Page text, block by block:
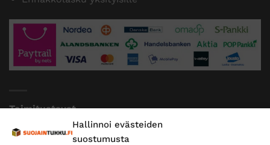
Hallinnoi evästeiden
suostumusta
Toimitustavat
Posti